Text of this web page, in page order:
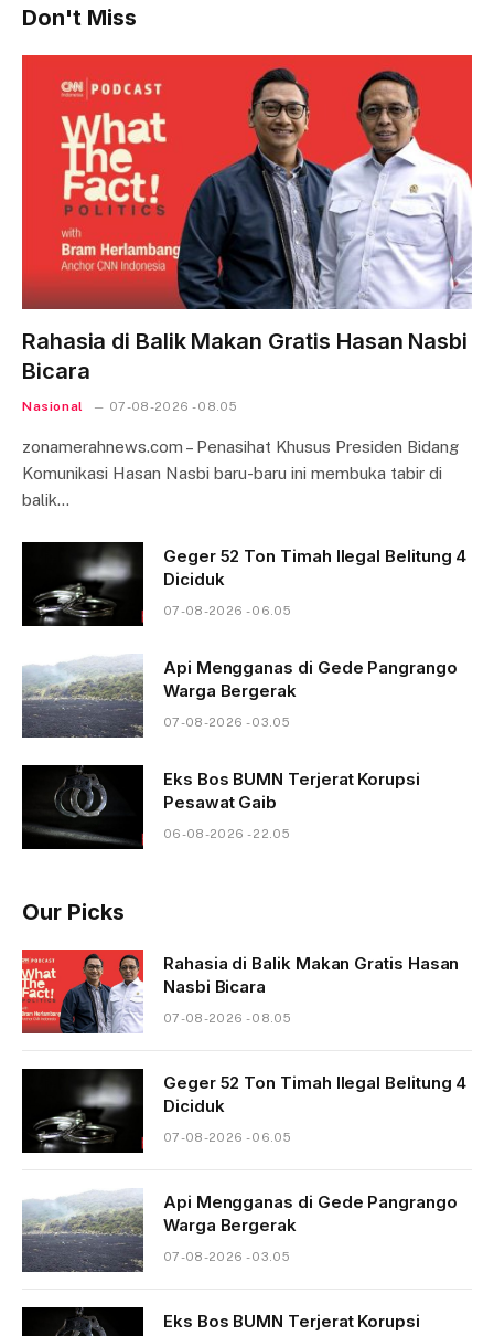
Don't Miss
Rahasia di Balik Makan Gratis Hasan Nasbi
Bicara
Nasional 07-08-2026 - 08.05
zonamerahnews.com – Penasihat Khusus Presiden Bidang
Komunikasi Hasan Nasbi baru-baru ini membuka tabir di
balik…
Geger 52 Ton Timah Ilegal Belitung 4
Diciduk
07-08-2026 - 06.05
Api Mengganas di Gede Pangrango
Warga Bergerak
07-08-2026 - 03.05
Eks Bos BUMN Terjerat Korupsi
Pesawat Gaib
06-08-2026 - 22.05
Our Picks
Rahasia di Balik Makan Gratis Hasan
Nasbi Bicara
07-08-2026 - 08.05
Geger 52 Ton Timah Ilegal Belitung 4
Diciduk
07-08-2026 - 06.05
Api Mengganas di Gede Pangrango
Warga Bergerak
07-08-2026 - 03.05
Eks Bos BUMN Terjerat Korupsi